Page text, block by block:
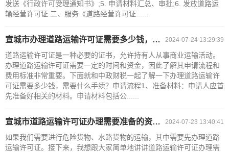
发送《行政许可受理通知书》;5. 申请材料汇总、审批;6. 发放道路运
输经营许可证.二、服务《道路经营许可证......
2024-07-24 13:29:39
宣城市办理道路运输许可证需要多少钱，需要什么手续？
道路运输许可证是一种必要的证书，允许持有人从事商业运输活动。
办理道路运输许可证需要一定的时间和资金，因此了解其申请流程和
费用标准非常重要。下面就和中政财税一起了解一下办理道路运输许
可证需要多少钱，需要什么手续？申请流程1、准备材料：申请人应首
先准备好相关的材料。申请材料包括公......
2024-07-23 13:40:41
宣城市道路运输许可证办理需要准备的资料有哪些？
如果我们需要进行危险货物、水路货物的运输，其中需要先办理道路
运输许可证。接下来，我想跟大家简单地讲讲道路运输许可证办理需